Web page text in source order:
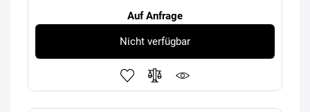
Auf Anfrage
Nicht verfügbar